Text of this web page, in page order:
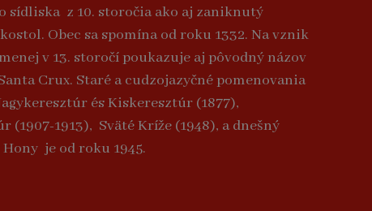
sídliska z 10. storočia ako aj zaniknutý
Obec sa spomína od roku 1332. Na vznik
v 13. storočí poukazuje aj pôvodný názov
Crux. Staré a cudzojazyčné pomenovania
és Kiskeresztúr (1877),
(1907-1913), Sväté Kríže (1948), a dnešný
Hony je od roku 1945.